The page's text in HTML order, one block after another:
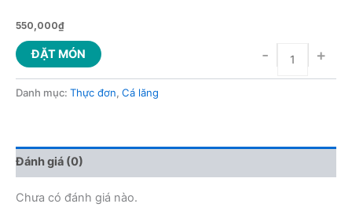
550,000₫
- +
ĐẶT MÓN
Danh mục: Thực đơn, Cá lăng
Đánh giá (0)
Chưa có đánh giá nào.